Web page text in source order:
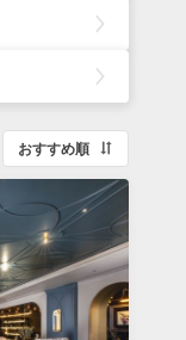
おすすめ順